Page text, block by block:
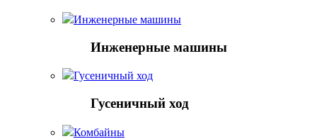
Инженерные машины
Инженерные машины
Гусеничный ход
Гусеничный ход
Комбайны